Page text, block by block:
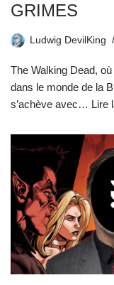
GRIMES
Ludwig DevilKing
The Walking Dead,
dans le monde de la
s’achève avec… Lire